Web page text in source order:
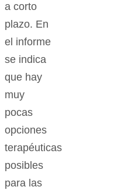
a corto
plazo. En
el informe
se indica
que hay
muy
pocas
opciones
terapéuticas
posibles
para las